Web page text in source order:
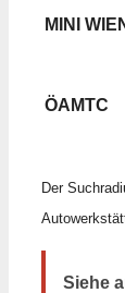
MINI
ÖAMTC
Der
Siehe